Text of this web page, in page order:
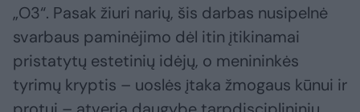
„O3“. Pasak žiuri narių, šis darbas nusipelnė
svarbaus paminėjimo dėl itin įtikinamai
pristatytų estetinių idėjų, o menininkės
tyrimų kryptis – uoslės įtaka žmogaus kūnui ir